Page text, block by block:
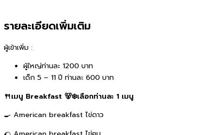
รายละเอียดเพิ่มเติม
ผู้เข้าเพิ่ม :
ผู้ใหญ่ท่านละ 1200 บาท
เด็ก 5 – 11 ปี ท่านละ 600 บาท
🍴เมนู Breakfast 🐻‍❄️เลือกท่านละ 1 เมนู
🍳 American breakfast ไข่ดาว